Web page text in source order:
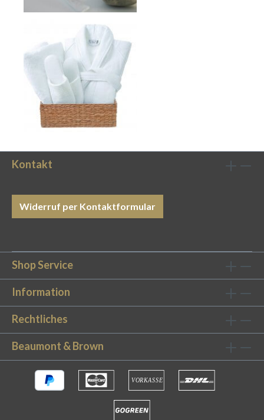
Kontakt
Widerruf per Kontaktformular
Shop Service
Information
Rechtliches
Beaumont & Brown